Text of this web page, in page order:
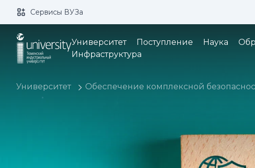
Размер шрифта: Цвет:
Сервисы ВУЗа
Университет Поступление Наука
Инфраструктура
Университет Обеспечение комплексной